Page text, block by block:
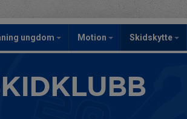
ungdom Motion Skidskytte